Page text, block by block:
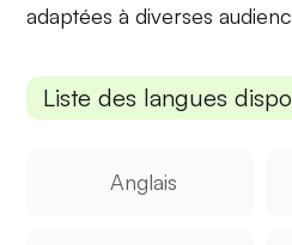
adaptées à diverses
Liste des langues
Anglais